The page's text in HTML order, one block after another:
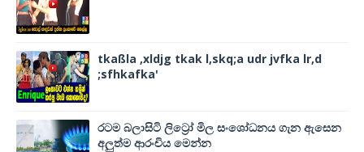
tkaßla ,xldjg tkak l,skq;a udr jvfka lr,d
;sfhkafka'
රටම බලාසිටි ලිට්‍රෝ මිල සංශෝධනය ගැන ඇසෙන
අලුත්ම ආරංචිය මෙන්න